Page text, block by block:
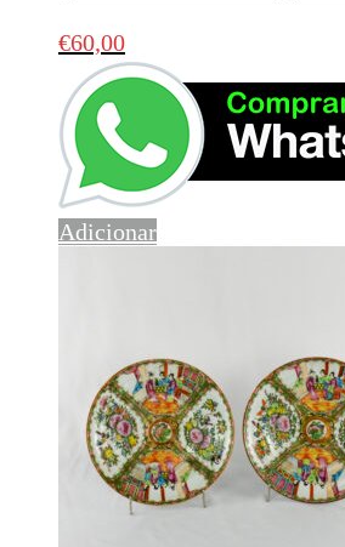
€60,00
Adicionar